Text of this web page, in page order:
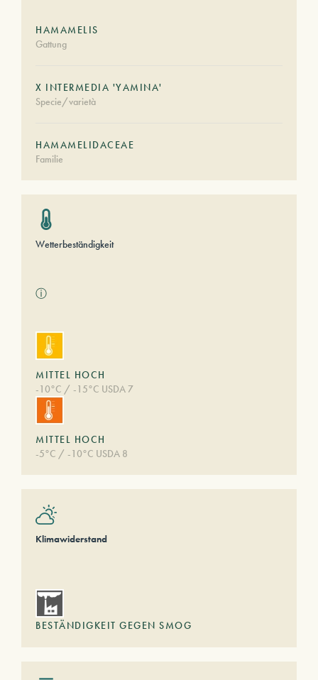
HAMAMELIS
Gattung
X INTERMEDIA 'YAMINA'
Specie/varietà
HAMAMELIDACEAE
Familie
Wetterbeständigkeit
ⓘ
MITTEL HOCH
-10°C / -15°C USDA 7
MITTEL HOCH
-5°C / -10°C USDA 8
Klimawiderstand
BESTÄNDIGKEIT GEGEN SMOG